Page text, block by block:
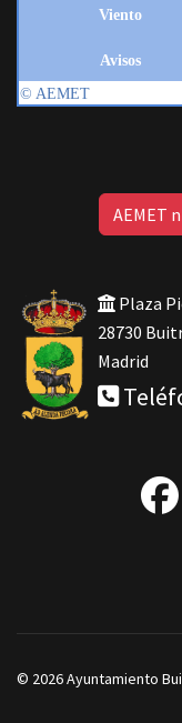
AEMET
Plaza
28730
Madrid
© 2026 Ayuntamiento